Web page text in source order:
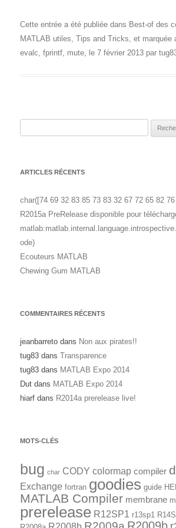
Cette entrée a été publiée dans Best-of des
MATLAB utiles, Tips and Tricks, et marquée
evalc, fprintf, mute, le 7 février 2013 par
ARTICLES RÉCENTS
char([74 69 32 83 85 73 83 32 67 72 65 82
R2015a PreRelease disponible pour
ode)
Ecouteurs MATLAB
Chewing Gum MATLAB
COMMENTAIRES RÉCENTS
jeanbarreto dans Non aux pirates!!
tug83 dans Transparence
tug83 dans MATLAB Expo 2014
Dut dans MATLAB Expo 2014
hiarf dans R2014a prerelease live!
MOTS-CLÉS
bug char CODY colormap compiler
Exchange fortran goodies guide
MATLAB Compiler membrane
prerelease R12SP1 r13sp1